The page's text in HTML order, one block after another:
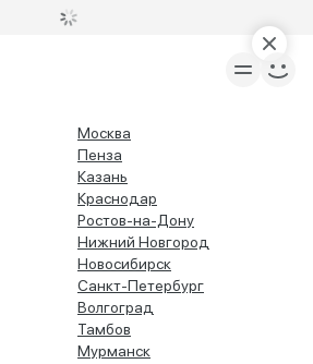
Москва
Пенза
Казань
Краснодар
Ростов-на-Дону
Нижний Новгород
Новосибирск
Санкт-Петербург
Волгоград
Тамбов
Мурманск